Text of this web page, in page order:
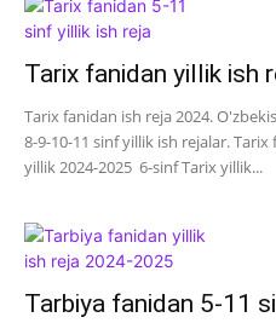
Tarix fanidan yillik ish
Tarix fanidan ish reja 2024.
8-9-10-11 sinf yillik ish rejalar.
yillik 2024-2025 6-sinf Tarix yillik...
Tarbiya fanidan 5-11